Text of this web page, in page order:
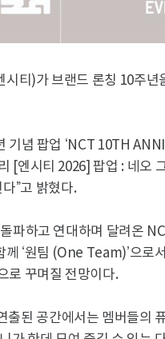
티)가 브랜드 론칭 10주
기념 팝업 ‘NCT 10TH
[엔시티 2026] 팝업 : 네오
”고 밝혔다.
파하고 연대하며 달려온
‘원팀 (One Team)’으로
로 꾸며질 전망이다.
출된 공간에서는 멤버들의